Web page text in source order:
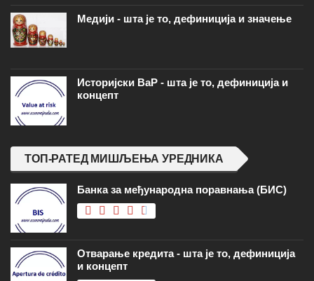
Медији - шта је то, дефиниција и значење
Историјски ВаР - шта је то, дефиниција и
концепт
ТОП-РАТЕД МИШЉЕЊА УРЕДНИКА
Банка за међународна поравнања (БИС)
Отварање кредита - шта је то, дефиниција
и концепт